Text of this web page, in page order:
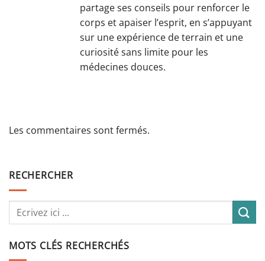
partage ses conseils pour renforcer le
corps et apaiser l’esprit, en s’appuyant
sur une expérience de terrain et une
curiosité sans limite pour les
médecines douces.
Les commentaires sont fermés.
RECHERCHER
MOTS CLÉS RECHERCHÉS